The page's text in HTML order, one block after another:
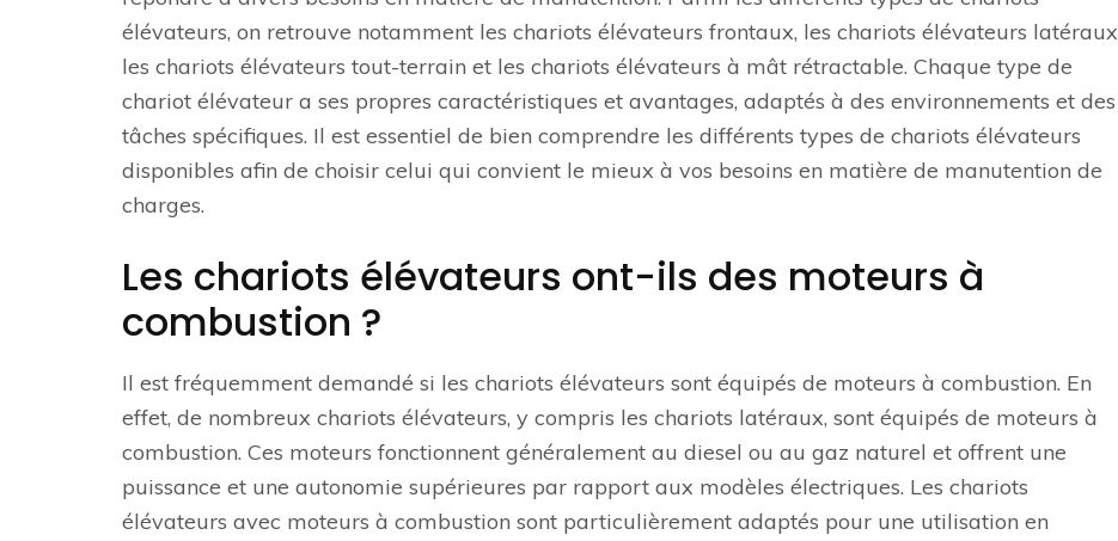
élévateurs, on retrouve notamment les chariots élévateurs frontaux, les chariots élévateurs
les chariots élévateurs tout-terrain et les chariots élévateurs à mât rétractable. Chaque type de
chariot élévateur a ses propres caractéristiques et avantages, adaptés à des environnements et des
tâches spécifiques. Il est essentiel de bien comprendre les différents types de chariots élévateurs
disponibles afin de choisir celui qui convient le mieux à vos besoins en matière de manutention de
charges.
Les chariots élévateurs ont-ils des moteurs à
combustion ?
Il est fréquemment demandé si les chariots élévateurs sont équipés de moteurs à combustion. En
effet, de nombreux chariots élévateurs, y compris les chariots latéraux, sont équipés de moteurs à
combustion. Ces moteurs fonctionnent généralement au diesel ou au gaz naturel et offrent une
puissance et une autonomie supérieures par rapport aux modèles électriques. Les chariots
élévateurs avec moteurs à combustion sont particulièrement adaptés pour une utilisation en